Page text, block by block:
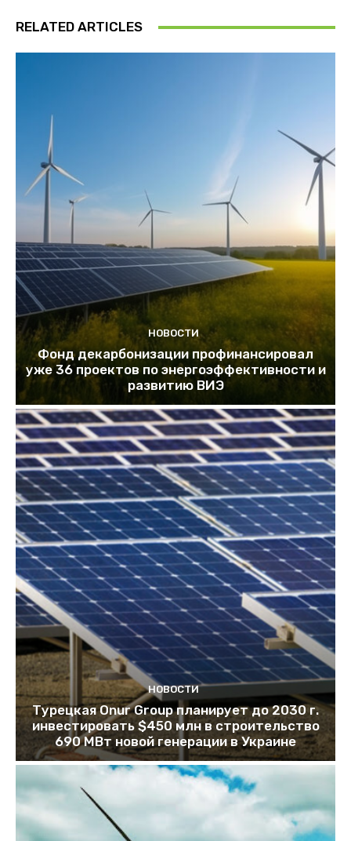
RELATED ARTICLES
НОВОСТИ
Фонд декарбонизации профинансировал
уже 36 проектов по энергоэффективности и
развитию ВИЭ
НОВОСТИ
Турецкая Onur Group планирует до 2030 г.
инвестировать $450 млн в строительство
690 МВт новой генерации в Украине